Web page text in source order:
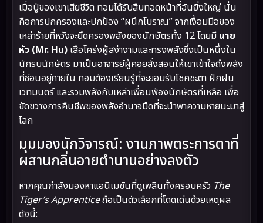
เมื่อปู่ของเขาเสียชีวิต ทอมได้รับสืบทอดหน้าที่อันยิ่งใหญ่ นั่น
คือการปกครองและปกป้อง “ผนึกโบราณ” จากเงื้อมมือของ
เหล่าร้ายที่หวังจะยึดครองพลังของนักษัตรทั้ง 12 โดยมี นาย
หัว (Mr. Hu) เสือโคร่งผู้สง่างามและทรงพลังซึ่งเป็นหนึ่งใน
นักรบนักษัตร มาเป็นอาจารย์ผู้คอยสั่งสอนให้เขาเข้าใจถึงพลัง
ที่ซ่อนอยู่ภายใน ทอมต้องเรียนรู้ที่จะยอมรับโชคชะตา ฝึกฝน
เวทมนตร์ และรวมพลังกับเหล่าเพื่อนพ้องนักษัตรที่เหลือ เพื่อ
ขัดขวางการคืนชีพของพลังอำนาจมืดที่จะนำพาความหายนะมาสู่
โลก
มุมมองนักวิจารณ์: งานภาพตระการตาที่
ผสานกลิ่นอายตำนานอย่างลงตัว
หากคุณกำลังมองหาแอนิเมชันที่ดูเพลินทั้งครอบครัว The
Tiger’s Apprenticeถือเป็นตัวเลือกที่โดดเด่นด้วยเหตุผล
ดังนี้: